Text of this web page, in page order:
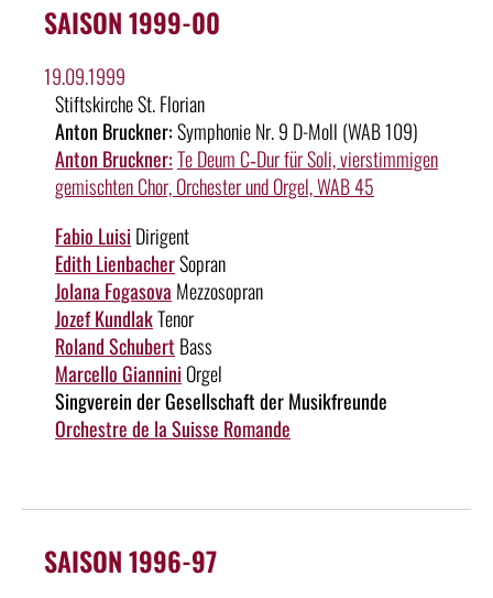
SAISON 1999-00
19.09.1999
Stiftskirche St. Florian
Anton Bruckner:Symphonie Nr. 9 D-Moll (WAB 109)
Anton Bruckner:Te Deum C‑Dur für Soli, vierstimmigen
gemischten Chor, Orchester und Orgel, WAB 45
Fabio Luisi Dirigent
Edith LienbacherSopran
Jolana Fogasova Mezzosopran
Jozef KundlakTenor
Roland Schubert Bass
Marcello Giannini Orgel
Singverein der Gesellschaft der Musikfreunde
Orchestre de la Suisse Romande
SAISON 1996-97